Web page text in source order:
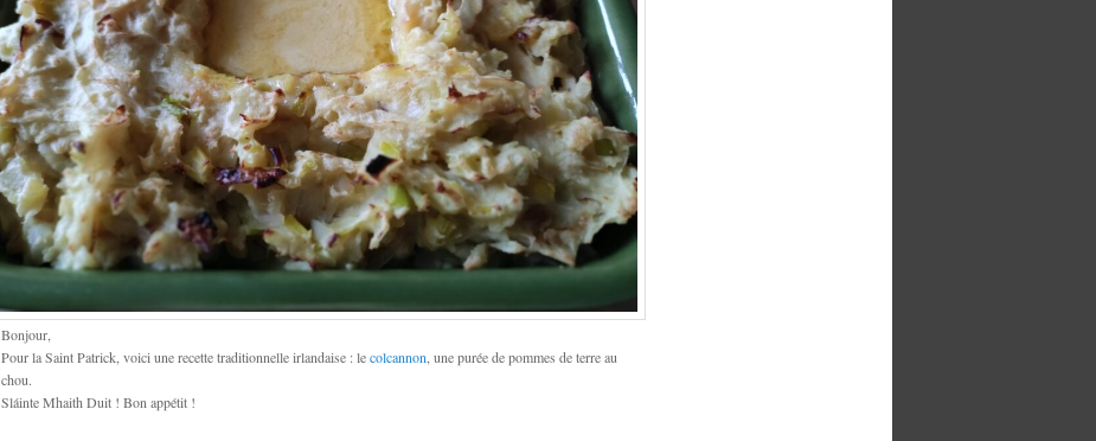
Bonjour,
Pour la Saint Patrick, voici une recette traditionnelle irlandaise : lecolcannon, une purée de pommes de terre au
chou.
Sláinte Mhaith Duit ! Bon appétit !